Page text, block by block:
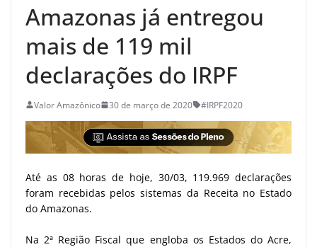
Amazonas já entregou
mais de 119 mil
declarações do IRPF
Valor Amazônico 30 de março de 2020 #IRPF2020
Até as 08 horas de hoje, 30/03, 119.969 declarações
foram recebidas pelos sistemas da Receita no Estado
do Amazonas.
Na 2ª Região Fiscal que engloba os Estados do Acre,